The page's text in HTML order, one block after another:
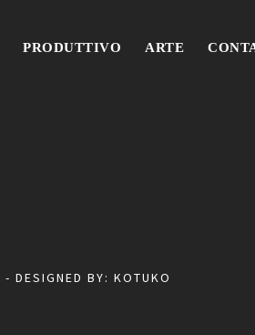
PRODUTTIVO ARTE
- DESIGNED BY: KOTUKO